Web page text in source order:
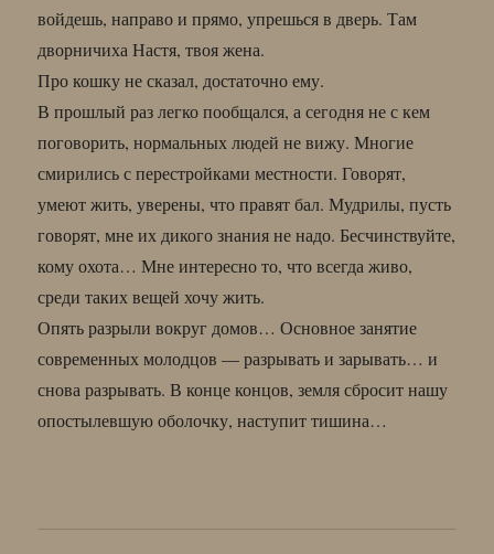
войдешь, направо и прямо, упрешься в дверь. Там
дворничиха Настя, твоя жена.
Про кошку не сказал, достаточно ему.
В прошлый раз легко пообщался, а сегодня не с кем
поговорить, нормальных людей не вижу. Многие
смирились с перестройками местности. Говорят,
умеют жить, уверены, что правят бал. Мудрилы, пусть
говорят, мне их дикого знания не надо. Бесчинствуйте,
кому охота… Мне интересно то, что всегда живо,
среди таких вещей хочу жить.
Опять разрыли вокруг домов… Основное занятие
современных молодцов — разрывать и зарывать… и
снова разрывать. В конце концов, земля сбросит нашу
опостылевшую оболочку, наступит тишина…